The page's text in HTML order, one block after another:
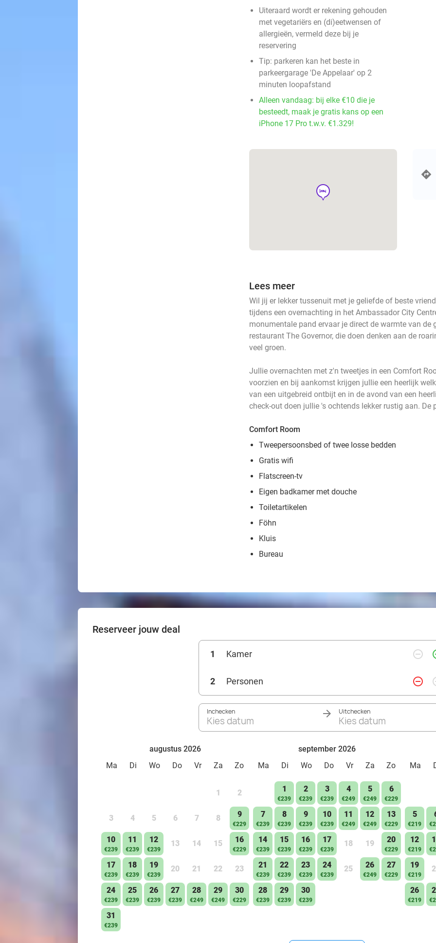
Uiteraard wordt er rekening gehouden
met vegetariërs en (di)eetwensen of
allergieën, vermeld deze bij je
reservering
Tip: parkeren kan het beste in
parkeergarage 'De Appelaar' op 2
minuten loopafstand
Alleen vandaag: bij elke €10 die je
besteedt, maak je gratis kans op een
iPhone 17 Pro t.w.v. €1.329!
hotel
Lees meer
Wil jij er lekker tussenuit met je geliefde of beste
tijdens een overnachting in het Ambassador City
monumentale pand ervaar je direct de warmte van de
restaurant The Governor, die doen denken aan de
veel groen.
Jullie overnachten met z'n tweetjes in een Comfort
voorzien en bij aankomst krijgen jullie een heerlijk
van een uitgebreid ontbijt en in de avond van een
check-out doen jullie 's ochtends lekker rustig aan. De
Comfort Room
Tweepersoonsbed of twee losse bedden
Gratis wifi
Flatscreen-tv
Eigen badkamer met douche
Toiletartikelen
Föhn
Kluis
Bureau
Reserveer jouw deal
1 Kamer remove_circle_outline
2 Personen remove_circle_outline
Inchecken
Kies datum
Uitchecken
Kies datum
augustus 2026
Ma
Di Wo Do Vr Za Zo
1 2
3 4 5 6 7 8 9
€229
10
€239
11
€239
12
€239
13 14 15 16
€229
17
€239
18
€239
19
€239
20 21 22 23
24
€239
25
€239
26
€239
27
€239
28
€249
29
€249
30
€229
31
€239
september 2026
Ma
Di Wo Do Vr Za Zo
1
€239
2
€239
3
€239
4
€249
5
€249
6
€229
7
€239
8
€239
9
€239
10
€239
11
€249
12
€249
13
€229
14
€239
15
€239
16
€239
17
€239
18 19 20
€229
21
€239
22
€239
23
€239
24
€239
25 26
€249
27
€229
28
€239
29
€239
30
€239
Ma
5
€219
12
€219
19
€219
26
€219